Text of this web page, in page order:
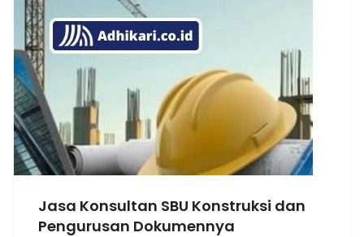
Jasa Konsultan SBU Konstruksi dan
Pengurusan Dokumennya